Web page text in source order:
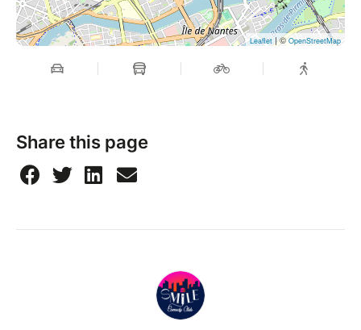
Leaflet| ©OpenStreetMap
Share this page